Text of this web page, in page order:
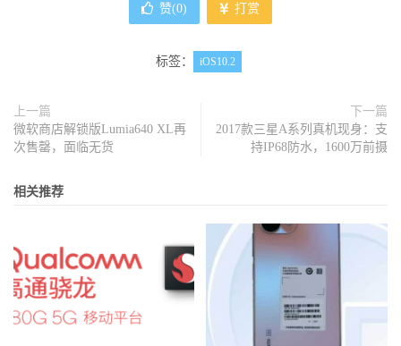
赞(0) 打赏
标签： iOS10.2
上一篇
微软商店解锁版Lumia640 XL再
次售罄，面临无货
下一篇
2017款三星A系列真机现身：支
持IP68防水，1600万前摄
相关推荐